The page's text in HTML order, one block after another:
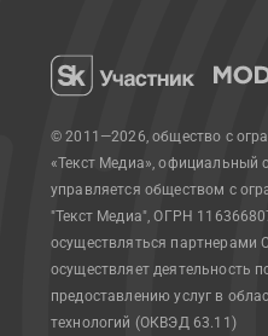
© 2011—2026, общество с
«Текст Медиа», официальный
управляется обществом с
"Текст Медиа", ОГРН
осуществляться партнерами
осуществляет деятельность
предоставлению услуг в
технологий (ОКВЭД 63.11)